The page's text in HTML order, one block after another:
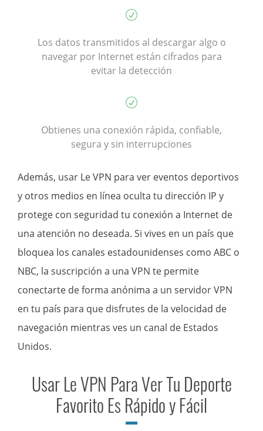
Los datos transmitidos al descargar algo o
navegar por Internet están cifrados para
evitar la detección
Obtienes una conexión rápida, confiable,
segura y sin interrupciones
Además, usar Le VPN para ver eventos deportivos
y otros medios en línea oculta tu dirección IP y
protege con seguridad tu conexión a Internet de
una atención no deseada. Si vives en un país que
bloquea los canales estadounidenses como ABC o
NBC, la suscripción a una VPN te permite
conectarte de forma anónima a un servidor VPN
en tu país para que disfrutes de la velocidad de
navegación mientras ves un canal de Estados
Unidos.
Usar Le VPN Para Ver Tu Deporte
Favorito Es Rápido y Fácil